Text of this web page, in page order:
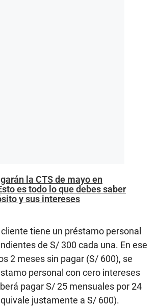
la CTS de mayo en
es todo lo que debes saber
y sus intereses
tiene un préstamo personal
de S/ 300 cada una. En ese
2 meses sin pagar (S/ 600), se
personal con cero intereses
pagar S/ 25 mensuales por 24
justamente a S/ 600).